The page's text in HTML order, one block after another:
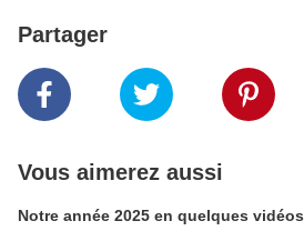
Partager
Vous aimerez aussi
Notre année 2025 en quelques vidéos